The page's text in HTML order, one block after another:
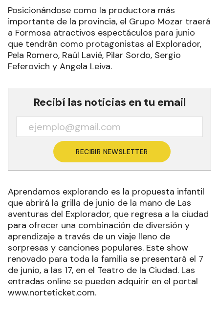
Posicionándose como la productora más
importante de la provincia, el Grupo Mozar traerá
a Formosa atractivos espectáculos para junio
que tendrán como protagonistas al Explorador,
Pela Romero, Raúl Lavié, Pilar Sordo, Sergio
Feferovich y Angela Leiva.
Recibí las noticias en tu email
RECIBIR NEWSLETTER
Aprendamos explorando es la propuesta infantil
que abrirá la grilla de junio de la mano de Las
aventuras del Explorador, que regresa a la ciudad
para ofrecer una combinación de diversión y
aprendizaje a través de un viaje lleno de
sorpresas y canciones populares. Este show
renovado para toda la familia se presentará el 7
de junio, a las 17, en el Teatro de la Ciudad. Las
entradas online se pueden adquirir en el portal
www.norteticket.com.